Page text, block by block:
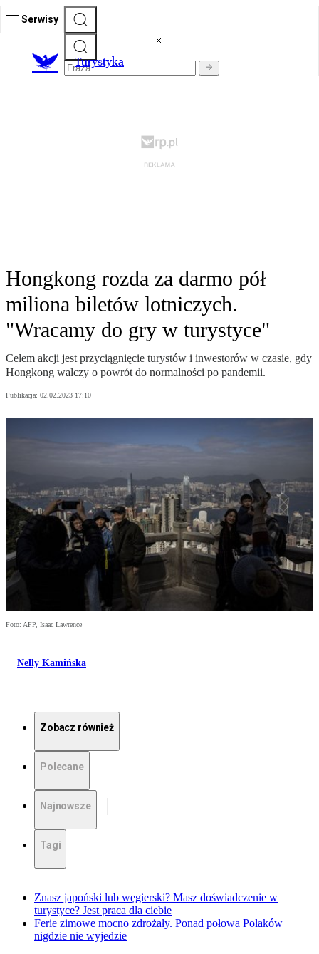
Serwisy
Turystyka
Hongkong rozda za darmo pół
miliona biletów lotniczych.
"Wracamy do gry w turystyce"
Celem akcji jest przyciągnięcie turystów i inwestorów w czasie, gdy
Hongkong walczy o powrót do normalności po pandemii.
Publikacja: 02.02.2023 17:10
Foto: AFP, Isaac Lawrence
Nelly Kamińska
Zobacz również
Polecane
Najnowsze
Tagi
Znasz japoński lub węgierski? Masz doświadczenie w
turystyce? Jest praca dla ciebie
Ferie zimowe mocno zdrożały. Ponad połowa Polaków
nigdzie nie wyjedzie